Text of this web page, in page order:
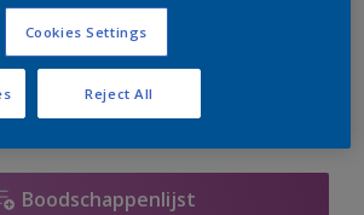
voorraad aan te vullen.
Boodschappenlijst
Cookies Settings
Reject All